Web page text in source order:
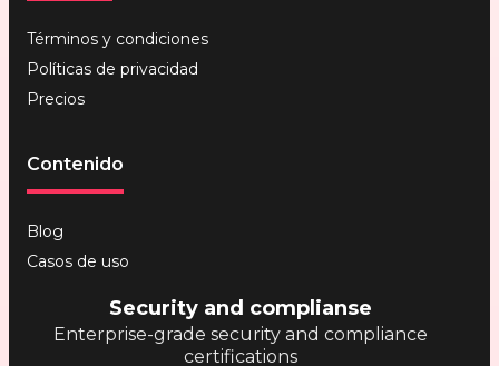
Términos y condiciones
Políticas de privacidad
Precios
Contenido
Blog
Casos de uso
Security and complianse
Enterprise-grade security and compliance
certifications